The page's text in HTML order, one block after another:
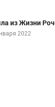
из Жизни
2022